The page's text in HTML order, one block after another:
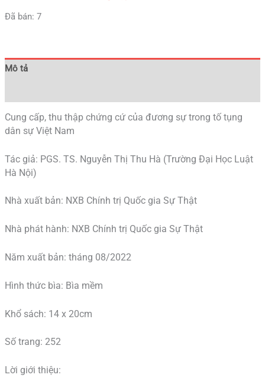
Đã bán: 7
Mô tả
Cung cấp, thu thập chứng cứ của đương sự trong tố tụng
dân sự Việt Nam
Tác giả: PGS. TS. Nguyễn Thị Thu Hà (Trường Đại Học Luật
Hà Nội)
Nhà xuất bản: NXB Chính trị Quốc gia Sự Thật
Nhà phát hành: NXB Chính trị Quốc gia Sự Thật
Năm xuất bản: tháng 08/2022
Hình thức bìa: Bìa mềm
Khổ sách: 14 x 20cm
Số trang: 252
Lời giới thiệu: